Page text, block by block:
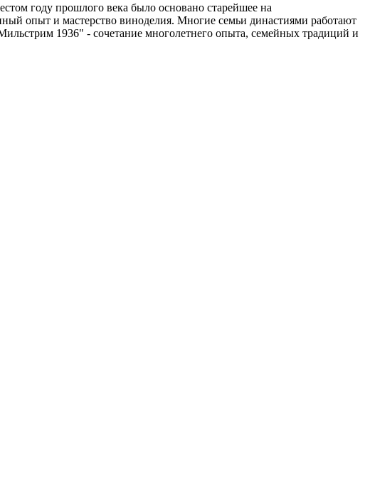
году прошлого века было основано старейшее на
опыт и мастерство виноделия. Многие семьи династиями работают
1936" - сочетание многолетнего опыта, семейных традиций и